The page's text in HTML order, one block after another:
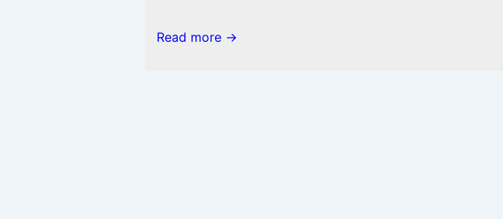
Villejä
Read more →